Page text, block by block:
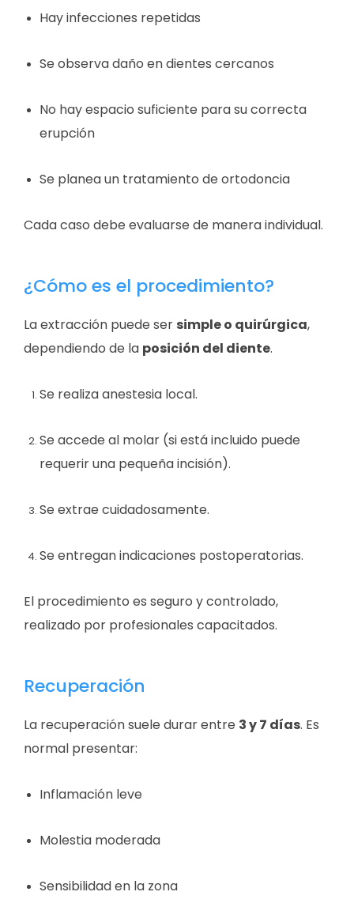
Hay infecciones repetidas
Se observa daño en dientes cercanos
No hay espacio suficiente para su correcta
erupción
Se planea un tratamiento de ortodoncia
Cada caso debe evaluarse de manera individual.
¿Cómo es el procedimiento?
La extracción puede ser simple o quirúrgica,
dependiendo de la posición del diente.
Se realiza anestesia local.
Se accede al molar (si está incluido puede
requerir una pequeña incisión).
Se extrae cuidadosamente.
Se entregan indicaciones postoperatorias.
El procedimiento es seguro y controlado,
realizado por profesionales capacitados.
Recuperación
La recuperación suele durar entre 3 y 7 días. Es
normal presentar:
Inflamación leve
Molestia moderada
Sensibilidad en la zona